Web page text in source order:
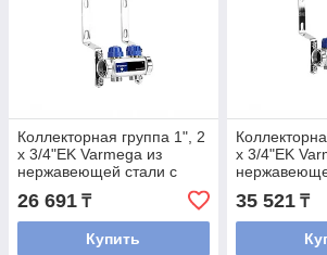
Коллекторная группа 1", 2
x 3/4"EK Varmega из
нержавеющей стали с
расходомерами и
регулирующими
клапанами
26 691 ₸
Купить
x 3/4"EK
клапанами
35 521₸